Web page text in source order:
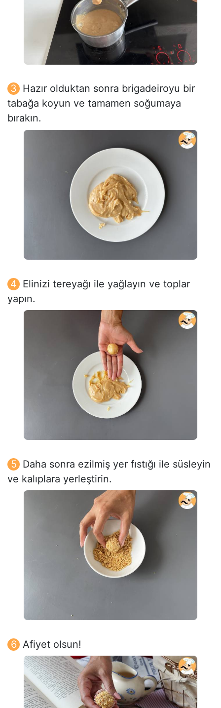
Hazır olduktan sonra brigadeiroyu bir
tabağa koyun ve tamamen soğumaya
bırakın.
Elinizi tereyağı ile yağlayın ve toplar
yapın.
Daha sonra ezilmiş yer fıstığı ile süsleyin
ve kalıplara yerleştirin.
Afiyet olsun!